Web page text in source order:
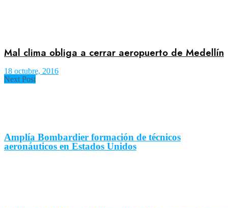
Mal clima obliga a cerrar aeropuerto de Medellín
18 octubre, 2016
Next Post
Amplía Bombardier formación de técnicos
aeronáuticos en Estados Unidos